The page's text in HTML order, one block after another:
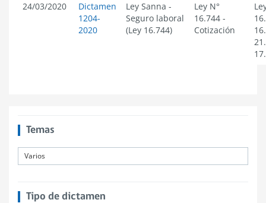
24/03/2020
Dictamen
1204-
2020
Ley Sanna -
Seguro laboral
(Ley 16.744)
Ley N°
16.744 -
Cotización
Temas
Varios
Tipo de dictamen